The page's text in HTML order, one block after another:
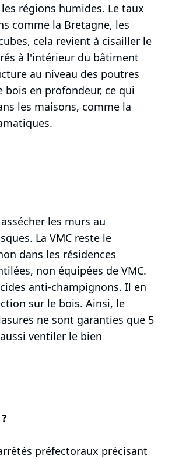
régions humides. Le taux
comme la Bretagne, les
cela revient à cisailler le
à l'intérieur du bâtiment
au niveau des poutres
en profondeur, ce qui
les maisons, comme la
les murs au
La VMC reste le
dans les résidences
non équipées de VMC.
anti-champignons. Il en
sur le bois. Ainsi, le
ne sont garanties que 5
ventiler le bien
préfectoraux précisant